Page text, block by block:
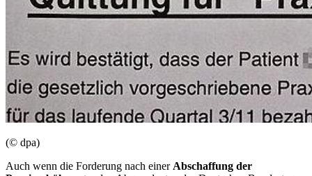
(© dpa)
Auch wenn die Forderung nach einer Abschaffung der